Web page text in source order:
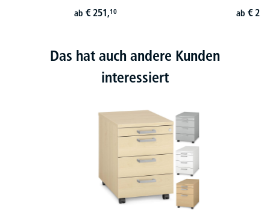
ab € 251,10 ab €
Das hat auch andere Kunden
interessiert